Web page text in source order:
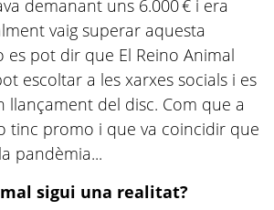
demanant uns 6.000 € i era
vaig superar aquesta
pot dir que El Reino Animal
escoltar a les xarxes socials i es
del disc. Com que a
tinc promo i que va coincidir que
pandèmia...
sigui una realitat?